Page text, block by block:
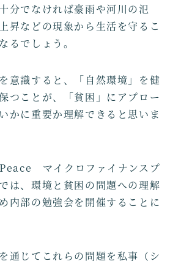
分でなければ豪雨や河川の氾
昇などの現象から生活を守るこ
るでしょう。
意識すると、「自然環境」を健
つことが、「貧困」にアプロー
かに重要か理解できると思いま
マイクロファイナンスプ
は、環境と貧困の問題への理解
内部の勉強会を開催することに
通じてこれらの問題を私事（シ